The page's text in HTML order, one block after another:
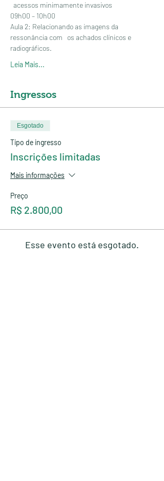
acessos minimamente invasivos
09h00 – 10h00
Aula 2: Relacionando as imagens da
ressonância com   os achados clínicos e
radiográficos.
Leia Mais...
Ingressos
Esgotado
Tipo de ingresso
Inscrições limitadas
Mais informações
Preço
R$ 2.800,00
Esse evento está esgotado.